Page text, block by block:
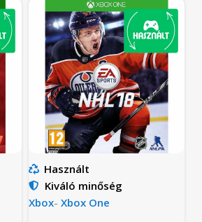
Használt
Kiváló minőség
Xbox- Xbox One